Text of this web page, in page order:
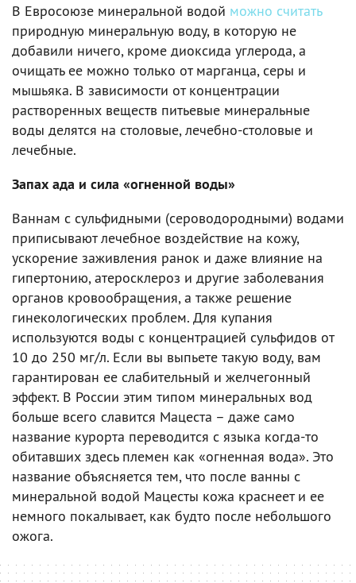
В Евросоюзе минеральной водой можно считать
природную минеральную воду, в которую не
добавили ничего, кроме диоксида углерода, а
очищать ее можно только от марганца, серы и
мышьяка. В зависимости от концентрации
растворенных веществ питьевые минеральные
воды делятся на столовые, лечебно-столовые и
лечебные.
Запах ада и сила «огненной воды»
Ваннам с сульфидными (сероводородными) водами
приписывают лечебное воздействие на кожу,
ускорение заживления ранок и даже влияние на
гипертонию, атеросклероз и другие заболевания
органов кровообращения, а также решение
гинекологических проблем. Для купания
используются воды с концентрацией сульфидов от
10 до 250 мг/л. Если вы выпьете такую воду, вам
гарантирован ее слабительный и желчегонный
эффект. В России этим типом минеральных вод
больше всего славится Мацеста – даже само
название курорта переводится с языка когда-то
обитавших здесь племен как «огненная вода». Это
название объясняется тем, что после ванны с
минеральной водой Мацесты кожа краснеет и ее
немного покалывает, как будто после небольшого
ожога.